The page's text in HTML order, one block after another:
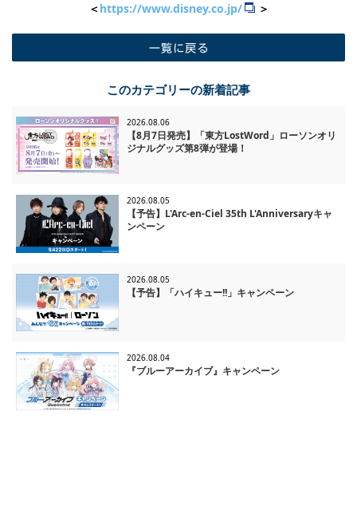
＜ https://www.disney.co.jp/ ＞
このカテゴリーの新着記事
2026.08.06
【8月7日発売】「東方LostWord」ローソンオリ
ジナルグッズ第8弾が登場！
2026.08.05
【予告】L'Arc-en-Ciel 35th L'Anniversaryキャ
ンペーン
2026.08.05
【予告】「ハイキュー!!」キャンペーン
2026.08.04
『ブルーアーカイブ』キャンペーン